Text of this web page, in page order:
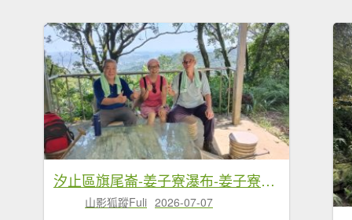
汐止區旗尾崙-姜子寮瀑布-姜子寮絕壁
山影狐蹤Fuli 2026-07-07